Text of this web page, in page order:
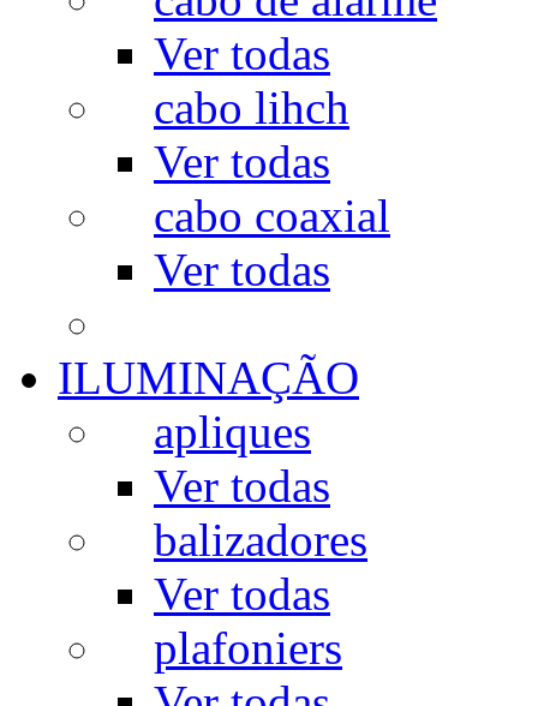
Ver todas
cabo lihch
Ver todas
cabo coaxial
Ver todas
ILUMINAÇÃO
apliques
Ver todas
balizadores
Ver todas
plafoniers